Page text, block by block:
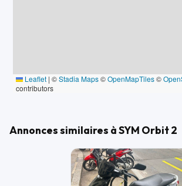
Leaflet | ©Stadia Maps©OpenMapTiles©
contributors
Annonces similaires à SYM Orbit 2